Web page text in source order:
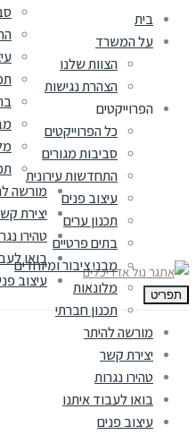
תפריט
מורשה
יצירת
טהירו
בואו
עיצוב
בית
על המשרד
הצוות שלנו
הצהרת נגישות
הפרוייקטים
כל הפרוייקטים
סביבות מגורים
התחדשות עירונית
עיצוב פנים
תכנון ערים
בתים פרטיים
מבני ציבור ומיוחדים
מלונאות
תכנון חברתי
מורשה להיתר
יצירת קשר
טהירו נגרות
בואו לעבוד איתנו
עיצוב פנים